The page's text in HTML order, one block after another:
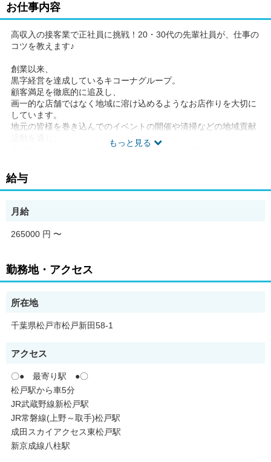
お仕事内容
もっと見る
高収入の接客業で正社員に挑戦！20・30代の先輩社員が、仕事の
コツを教えます♪
創業以来、
黒字経営を達成しているキコーナグループ。
顧客満足を徹底的に追及し、
画一的な店舗ではなく地域に溶け込めるようなお店作りを大切に
しています。
地元の皆様を巻き込んでのイベントの開催や清掃などの地域貢献
店舗のあるそれぞれの地域において圧倒的な支持を得ています。
るまでに成長し、
さらなる発展のため、
キコーナグループは社員の働きやすさ、
嬉しい待遇・福利厚生も業界トップクラス。
例えば借り上げ社宅は月16,800円以下で利用でき、
さらには勤務地を選べる“エリア社員”や家庭環境を考慮した“早番
専門社員”も導入中です。
社員の高い仕事パフォーマンスへとつながり、
強いては会社の業績アップ・社員への還元という好循環が生まれ
るものだと考えています。
社員の意見をどんどん取り入れる社風だと思います。
SNSの積極的な活用、
社員の似顔絵シールの作成、
地域清掃の実施など。
これらは実際に社員自身が考えて実行されたサービスの一例で
す。
自分の意見を発信することが、
給与
月給
265000 円 〜
勤務地・アクセス
所在地
千葉県松戸市松戸新田58-1
アクセス
〇● 最寄り駅 ●〇
松戸駅から車5分
JR武蔵野線新松戸駅
JR常磐線(上野～取手)松戸駅
成田スカイアクセス東松戸駅
新京成線八柱駅